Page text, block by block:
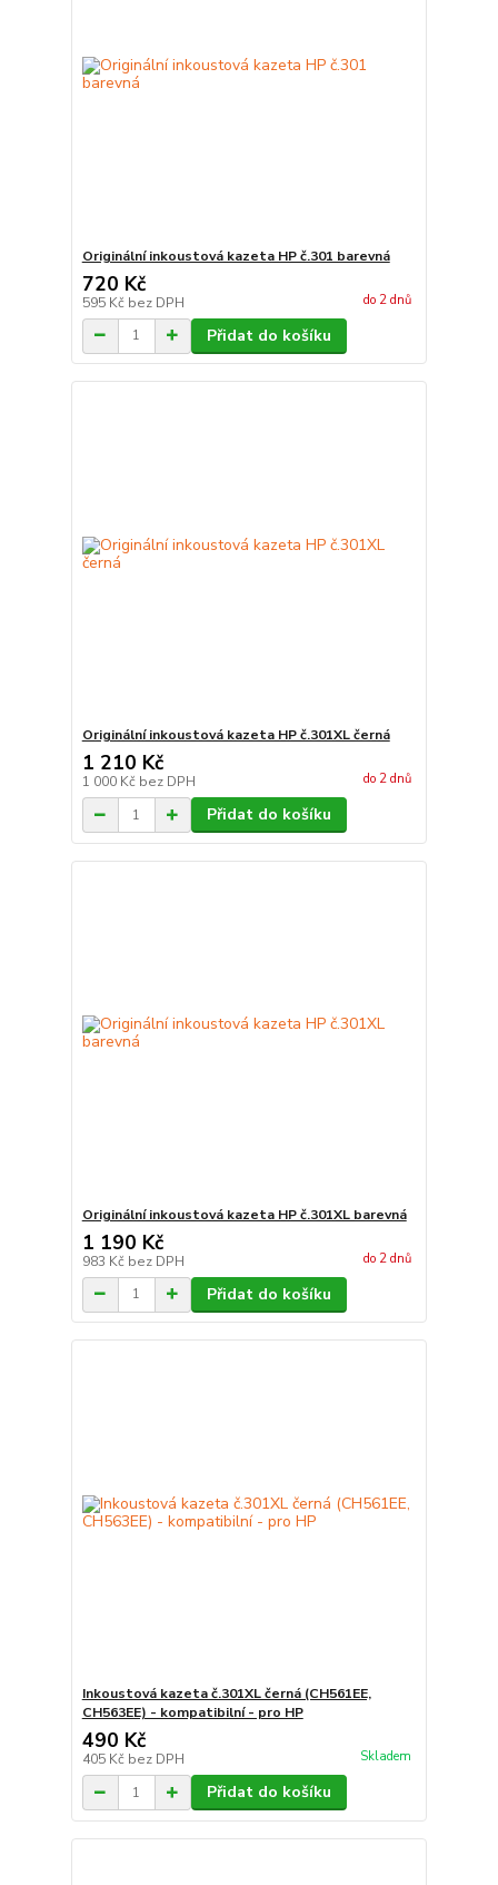
Originální inkoustová kazeta HP č.301 barevná
720 Kč
595 Kč bez DPH do 2 dnů
Přidat do košíku
Originální inkoustová kazeta HP č.301XL černá
1 210 Kč
1 000 Kč bez DPH do 2 dnů
Přidat do košíku
Originální inkoustová kazeta HP č.301XL barevná
1 190 Kč
983 Kč bez DPH do 2 dnů
Přidat do košíku
Inkoustová kazeta č.301XL černá (CH561EE,
CH563EE) - kompatibilní - pro HP
490 Kč
405 Kč bez DPH Skladem
Přidat do košíku